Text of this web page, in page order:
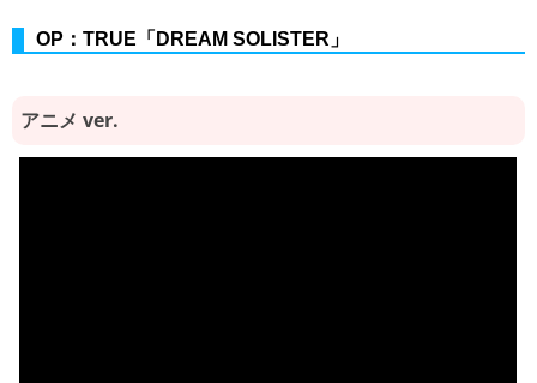
OP：TRUE「DREAM SOLISTER」
アニメ ver.